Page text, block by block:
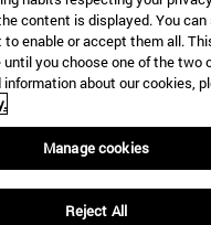
content is displayed. You
enable or accept them all.
you choose one of the two
information about our cookies,
Manage cookies
Reject All